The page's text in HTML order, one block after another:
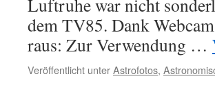
Luftruhe war nicht
dem TV85. Dank
raus: Zur Verwendung …
Veröffentlicht unterAstrofotos,